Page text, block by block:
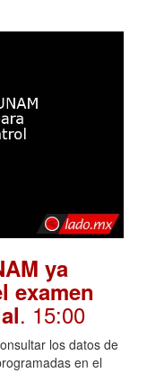
ya
examen
. 15:00
los datos de
en el